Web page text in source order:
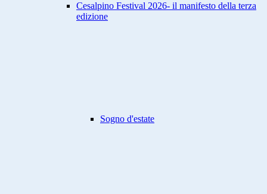
Cesalpino Festival 2026- il manifesto della terza
edizione
Sogno d'estate